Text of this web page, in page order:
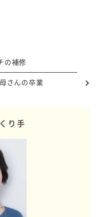
の補修
さんの卒業
り手